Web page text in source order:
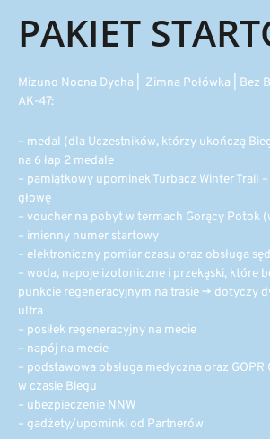
PAKIET
Mizuno Nocna Dycha | Zimna Połówka | Bez
AK-47:
– medal (dla Uczestników, którzy ukończą
na 6 łap 2 medale
– pamiątkowy upominek Turbacz Winter Trail
głowę
– voucher na pobyt w termach Gorący Potok
– imienny numer startowy
– elektroniczny pomiar czasu oraz obsługa
– woda, napoje izotoniczne i przekąski, które
punkcie regeneracyjnym na trasie -> dotyczy
ultra
– posiłek regeneracyjny na mecie
– napój na mecie
– podstawowa obsługa medyczna oraz GOPR
w czasie Biegu
– ubezpieczenie NNW
– gadżety/upominki od Partnerów